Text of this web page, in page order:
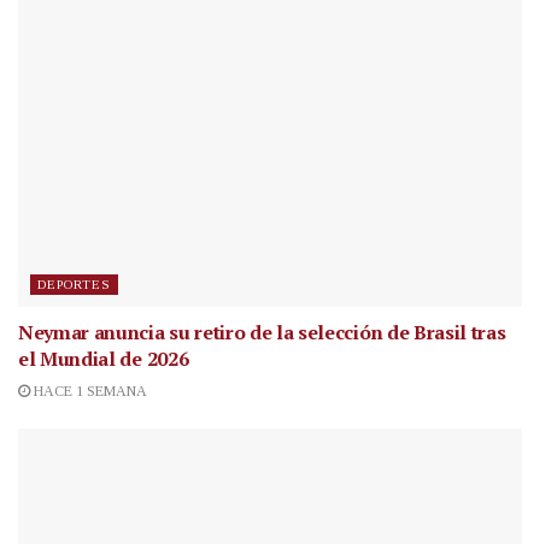
DEPORTES
Neymar anuncia su retiro de la selección de Brasil tras
el Mundial de 2026
HACE 1 SEMANA